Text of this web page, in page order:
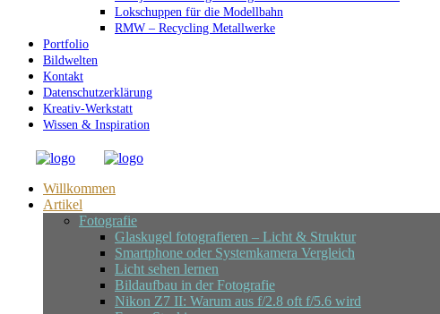
Lokschuppen für die Modellbahn
RMW – Recycling Metallwerke
Portfolio
Bildwelten
Kontakt
Datenschutzerklärung
Kreativ-Werkstatt
Wissen & Inspiration
Willkommen
Artikel
Fotografie
Glaskugel fotografieren – Licht & Struktur
Smartphone oder Systemkamera Vergleich
Licht sehen lernen
Bildaufbau in der Fotografie
Nikon Z7 II: Warum aus f/2.8 oft f/5.6 wird